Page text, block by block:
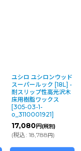
ユシロ ユシロンウッド
スーパールック [18L] -
耐スリップ性高光沢木
床用樹脂ワックス
[305-03-1-
o_3110001921]
17,080円 (税別)
(税込: 18,788円)